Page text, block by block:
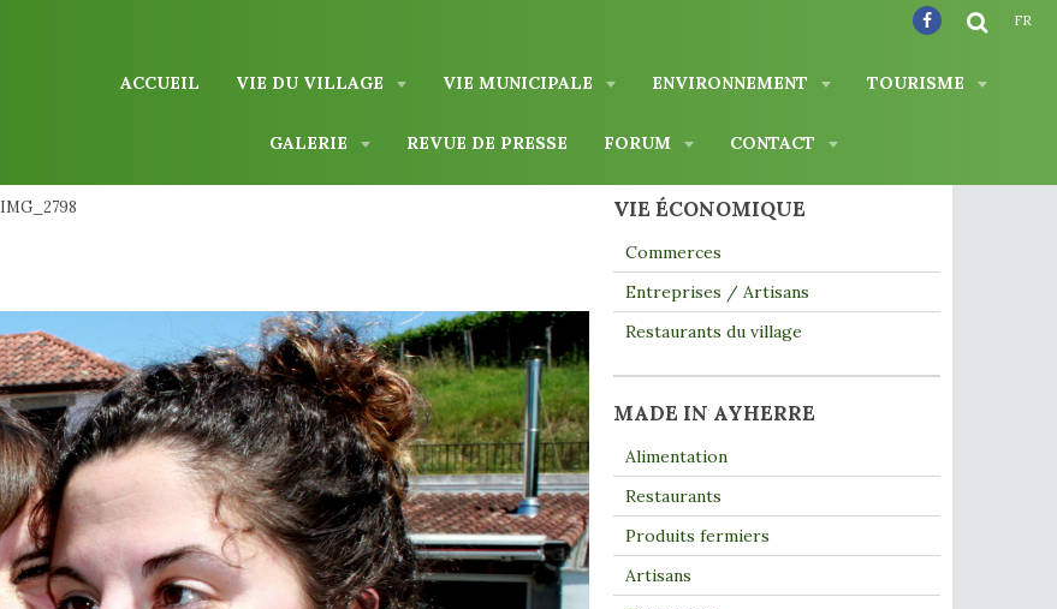
ACCUEIL VIE DU VILLAGE VIE MUNICIPALE ENVIRONNEMENT TOURISME
GALERIE REVUE DE PRESSE FORUM CONTACT
FR
IMG_2798 VIE ÉCONOMIQUE
Commerces
Entreprises / Artisans
Restaurants du village
MADE IN AYHERRE
Alimentation
Restaurants
Produits fermiers
Artisans